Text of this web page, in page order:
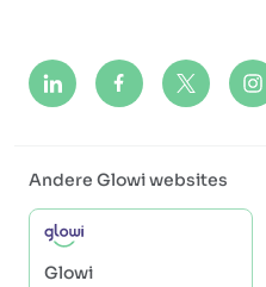
Andere Glowi websites
Glowi